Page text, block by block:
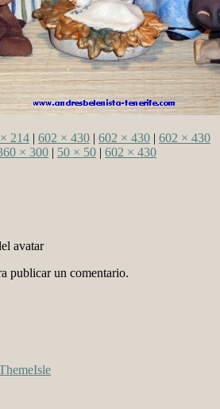
214 | 602 × 430 | 602 × 430 | 602 × 430
× 300 | 50 × 50 | 602 × 430
publicar un comentario.